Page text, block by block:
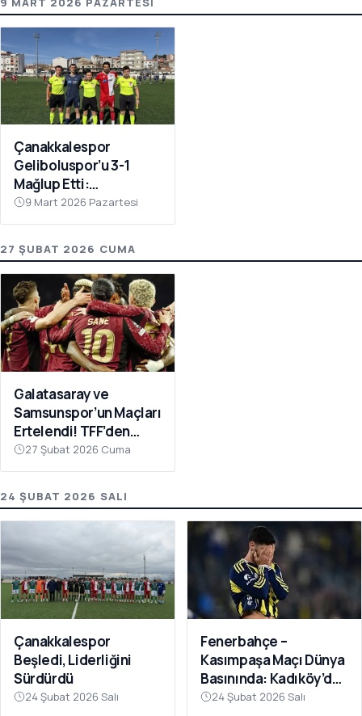
Çanakkalespor
Geliboluspor’u 3-1
Mağlup Etti:
Yenilmezlik Serisi 18
Maça Çıktı
9 Mart 2026 Pazartesi
27 ŞUBAT 2026 CUMA
Galatasaray ve
Samsunspor’un Maçları
Ertelendi! TFF’den
Avrupa Mesaisi Kararı
27 Şubat 2026 Cuma
24 ŞUBAT 2026 SALI
Çanakkalespor
Beşledi, Liderliğini
Sürdürdü
24 Şubat 2026 Salı
Fenerbahçe –
Kasımpaşa Maçı Dünya
Basınında: Kadıköy’de
Büyük Şok
24 Şubat 2026 Salı